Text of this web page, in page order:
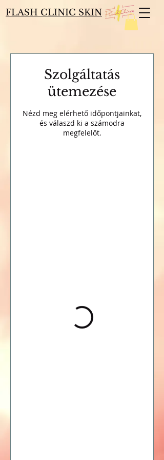
FLASH CLINIC SKIN
Szolgáltatás
ütemezése
Nézd meg elérhető időpontjainkat,
és válaszd ki a számodra
megfelelőt.